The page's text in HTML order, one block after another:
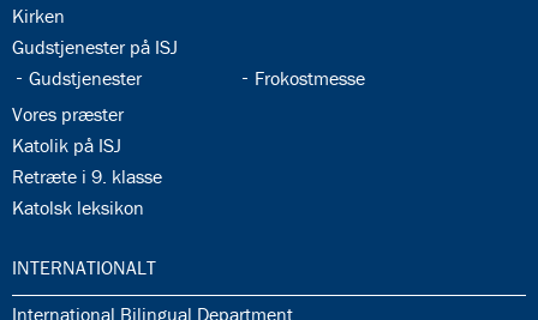
35.3:
Kirken
35.4:
Gudstjenester på ISJ
35.5:
Gudstjenester 35.6:
Frokostmesse
35.7:
Vores præster
35.8:
Katolik på ISJ
35.9:
Retræte i 9. klasse
35.10:
Katolsk leksikon
36.0:
INTERNATIONALT
36.1:
International Bilingual Department